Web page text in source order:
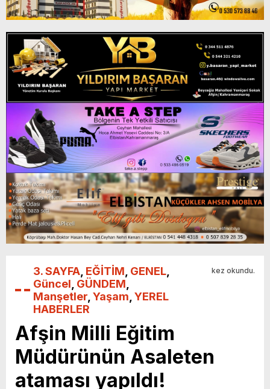
3. SAYFA EĞİTİM GENEL
Güncel GÜNDEM
Manşetler Yaşam YEREL
HABERLER
kez okundu.
Afşin Milli Eğitim
Müdürünün Asaleten
ataması yapıldı!